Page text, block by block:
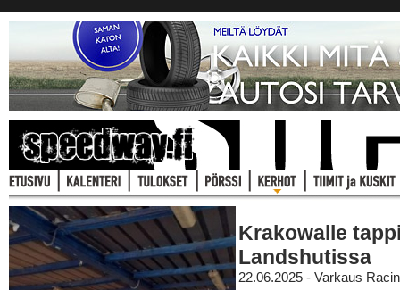
Krakowalle
Landshutissa
22.06.2025 - Varkaus